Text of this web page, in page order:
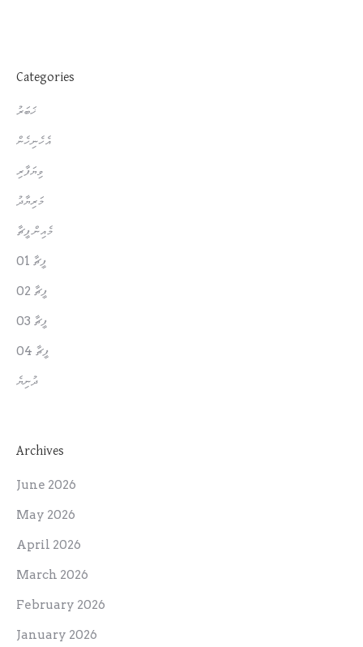
Categories
ޚަބަރު
އެހެނިހެން
ވިޔަފާރި
މަރިޔާދު
މެއިން ފީޗާ
ފީޗާ 01
ފީޗާ 02
ފީޗާ 03
ފީޗާ 04
ދުނިޔެ
Archives
June 2026
May 2026
April 2026
March 2026
February 2026
January 2026